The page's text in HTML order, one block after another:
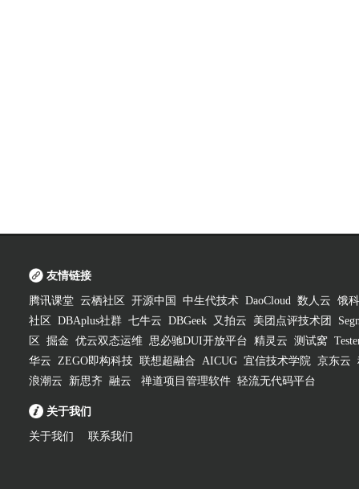
友情链接
腾讯课堂 云栖社区 开源中国 中生代技术 DaoCloud 数人云 饿
社区
DBAplus社群 七牛云 DBGeek 又拍云 美团点评技术团
区
掘金 优云双态运维 思必驰DUI开放平台 精灵云 测试窝
华云 ZEGO即构科技 联想超融合 AICUG 宜信技术学院 京东云
浪潮云
新思齐 融云 禅道项目管理软件 轻流无代码平台
关于我们
关于我们 联系我们